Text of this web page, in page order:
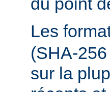
Les
(SHA-
sur la